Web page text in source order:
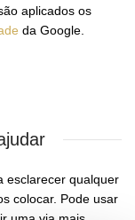
aplicados os
da Google.
esclarecer qualquer
colocar. Pode usar